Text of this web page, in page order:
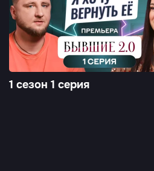
1 сезон 1 серия